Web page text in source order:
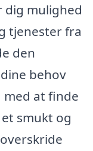
dig mulighed
tjenester fra
den
behov
at finde
smukt og